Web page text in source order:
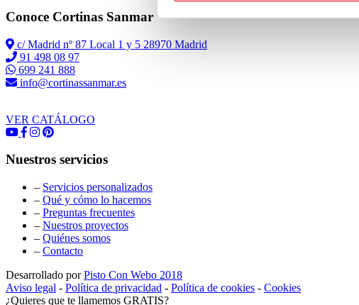
Conoce Cortinas Sanmar
c/ Madrid nº 87 Local 1 y 5 28970 Madrid
91 498 08 97
699 241 888
info@cortinassanmar.es
VER CATÁLOGO
Nuestros servicios
– Servicios personalizados
– Qué y cómo lo hacemos
– Preguntas frecuentes
– Nuestros proyectos
– Quiénes somos
– Contacto
Desarrollado porPisto Con Webo 2018
Aviso legal - Política de privacidad - Política de cookies - Cookies
¿Quieres que te llamemos GRATIS?